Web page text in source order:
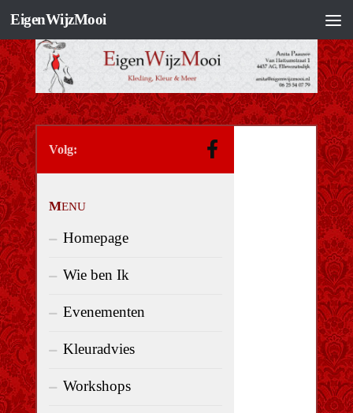
Doorgaan naar inhoud
EigenWijzMooi
volg:
MENU
Homepage
Wie ben Ik
Evenementen
Kleuradvies
Workshops